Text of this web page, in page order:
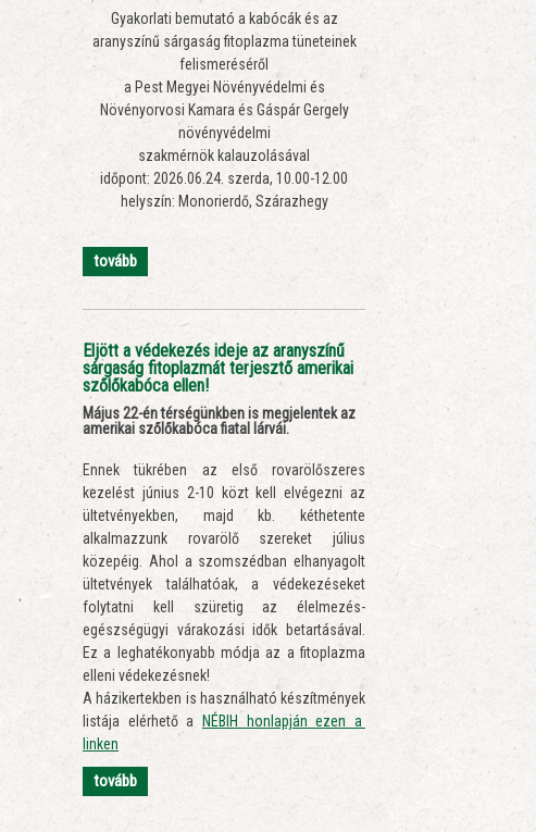
Gyakorlati bemutató a kabócák és az
aranyszínű sárgaság fitoplazma tüneteinek
felismeréséről
a Pest Megyei Növényvédelmi és
Növényorvosi Kamara és Gáspár Gergely
növényvédelmi
szakmérnök kalauzolásával
időpont: 2026.06.24. szerda, 10.00-12.00
helyszín: Monorierdő, Szárazhegy
tovább
Eljött a védekezés ideje az aranyszínű
sárgaság fitoplazmát terjesztő amerikai
szőlőkabóca ellen!
Május 22-én térségünkben is megjelentek az
amerikai szőlőkabóca fiatal lárvái.
Ennek tükrében az első rovarölőszeres
kezelést június 2-10 közt kell elvégezni az
ültetvényekben, majd kb. kéthetente
alkalmazzunk rovarölő szereket július
közepéig. Ahol a szomszédban elhanyagolt
ültetvények találhatóak, a védekezéseket
folytatni kell szüretig az élelmezés-
egészségügyi várakozási idők betartásával.
Ez a leghatékonyabb módja az a fitoplazma
elleni védekezésnek!
A házikertekben is használható készítmények
listája elérhető a
NÉBIH honlapján ezen a
linken
tovább